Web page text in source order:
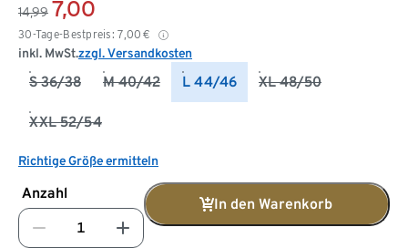
14,99 7,00
30-Tage-Bestpreis: 7,00 €
inkl. MwSt.zzgl. Versandkosten
S 36/38 M 40/42 L 44/46 XL 48/50
XXL 52/54
Richtige Größe ermitteln
Anzahl
In den Warenkorb